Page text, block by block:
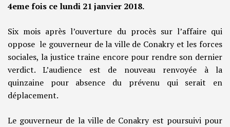
4eme fois ce lundi 21 janvier 2018.
Six mois après l’ouverture du procès sur l’affaire qui
oppose le gouverneur de la ville de Conakry et les forces
sociales, la justice traine encore pour rendre son dernier
verdict. L’audience est de nouveau renvoyée à la
quinzaine pour absence du prévenu qui serait en
déplacement.
Le gouverneur de la ville de Conakry est poursuivi pour